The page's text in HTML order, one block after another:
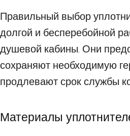
Правильный выбор
долгой и бесперебойной
душевой кабины. Они
сохраняют необходимую
продлевают срок службы
Материалы